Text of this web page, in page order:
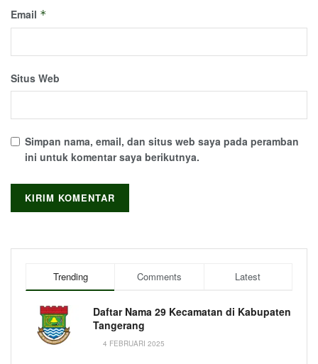
Email *
Situs Web
Simpan nama, email, dan situs web saya pada peramban
ini untuk komentar saya berikutnya.
Trending Comments Latest
Daftar Nama 29 Kecamatan di Kabupaten
Tangerang
4 FEBRUARI 2025